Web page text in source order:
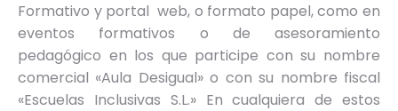
Formativo y portal web, o formato papel, como en
eventos formativos o de asesoramiento
pedagógico en los que participe con su nombre
comercial «Aula Desigual» o con su nombre fiscal
«Escuelas Inclusivas S.L.» En cualquiera de estos